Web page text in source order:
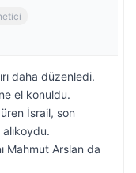
daha düzenledi.
el konuldu.
İsrail, son
Mahmut Arslan da